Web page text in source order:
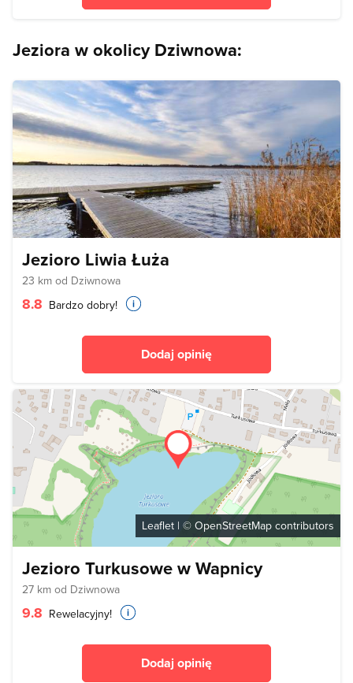
Jeziora w okolicy Dziwnowa:
Jezioro Liwia Łuża
23 km od Dziwnowa
8.8 Bardzo dobry!
Dodaj opinię
Leaflet | © OpenStreetMap contributors
Jezioro Turkusowe w Wapnicy
27 km od Dziwnowa
9.8 Rewelacyjny!
Dodaj opinię